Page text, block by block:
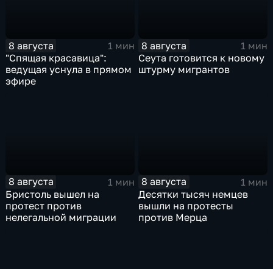
8 августа
1 мин
"Спящая красавица":
ведущая уснула в прямом
эфире
8 августа
1 мин
Сеута готовится к новому
штурму мигрантов
8 августа
1 мин
Бристоль вышел на
протест против
нелегальной миграции
8 августа
1 мин
Десятки тысяч немцев
вышли на протесты
против Мерца